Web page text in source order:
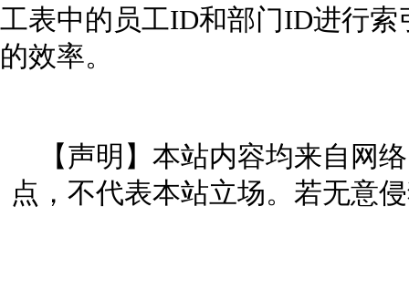
工表中的员工ID和部门ID进行
的效率。
【声明】本站内容均来自网
点，不代表本站立场。若无意